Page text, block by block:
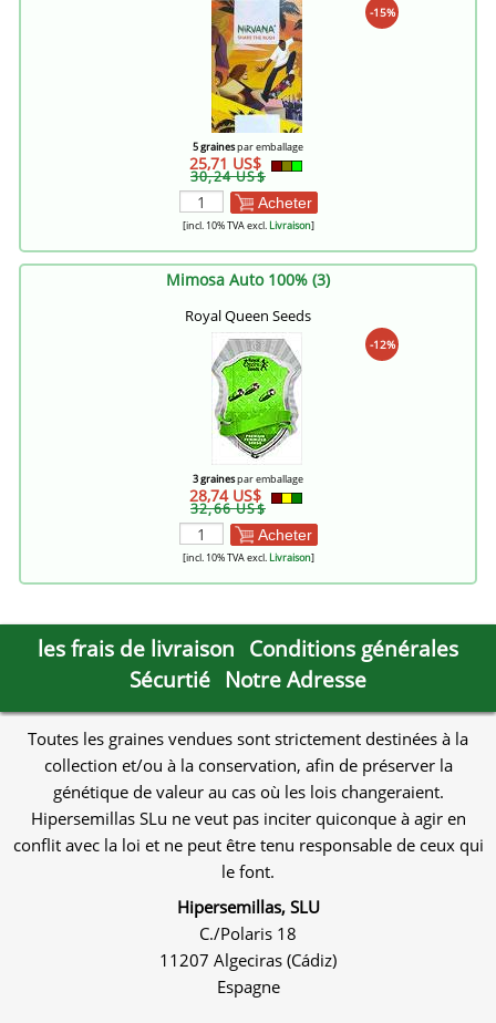
-15%
5 grainespar emballage
25,71 US$
30,24 US$
Acheter
[incl. 10% TVA excl.Livraison]
Mimosa Auto 100% (3)
Royal Queen Seeds
-12%
3 grainespar emballage
28,74 US$
32,66 US$
Acheter
[incl. 10% TVA excl.Livraison]
les frais de livraison Conditions générales
Sécurtié Notre Adresse
Toutes les graines vendues sont strictement destinées à la
collection et/ou à la conservation, afin de préserver la
génétique de valeur au cas où les lois changeraient.
Hipersemillas SLu ne veut pas inciter quiconque à agir en
conflit avec la loi et ne peut être tenu responsable de ceux qui
le font.
Hipersemillas, SLU
C./Polaris 18
11207 Algeciras (Cádiz)
Espagne